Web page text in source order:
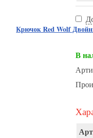
Крючок Red Wolf
В